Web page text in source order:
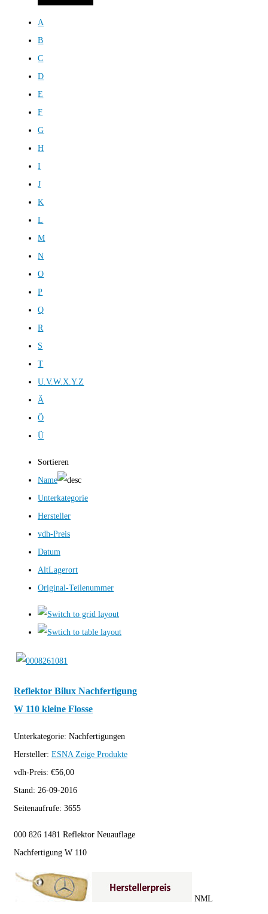
A
B
C
D
E
F
G
H
I
J
K
L
M
N
O
P
Q
R
S
T
U.V.W.X.Y.Z
Ä
Ö
Ü
Sortieren
Name
Unterkategorie
Hersteller
vdh-Preis
Datum
AltLagerort
Original-Teilenummer
Reflektor Bilux Nachfertigung
W 110 kleine Flosse
Unterkategorie: Nachfertigungen
Hersteller: ESNA Zeige Produkte
vdh-Preis: €56,00
Stand: 26-09-2016
Seitenaufrufe: 3655
000 826 1481 Reflektor Neuauflage
Nachfertigung W 110
NML